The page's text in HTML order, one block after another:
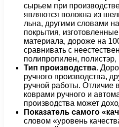
сырьем при
являются волокна из
льна, другими словами
покрытия,
материала, дороже на
сравнивать с
полипропилен,
Тип производства.
ручного производства,
ручной работы. Отличие
коврами ручного и
производства может
Показатель самого
словом «уровень